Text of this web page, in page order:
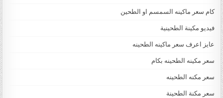
كام سعر ماكينه السمسم او الطحين
فيديو مكينة الطحينية
عايز اعرف سعر ماكينه الطحينه
سعر مكينه الطحينه بكام
سعر مكنه الطحينه
سعر مكنة الطحينة